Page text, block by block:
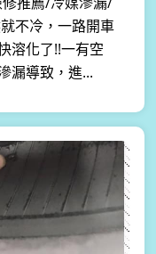
不冷，一路開車
溶化了!!一有空
漏導致，進...